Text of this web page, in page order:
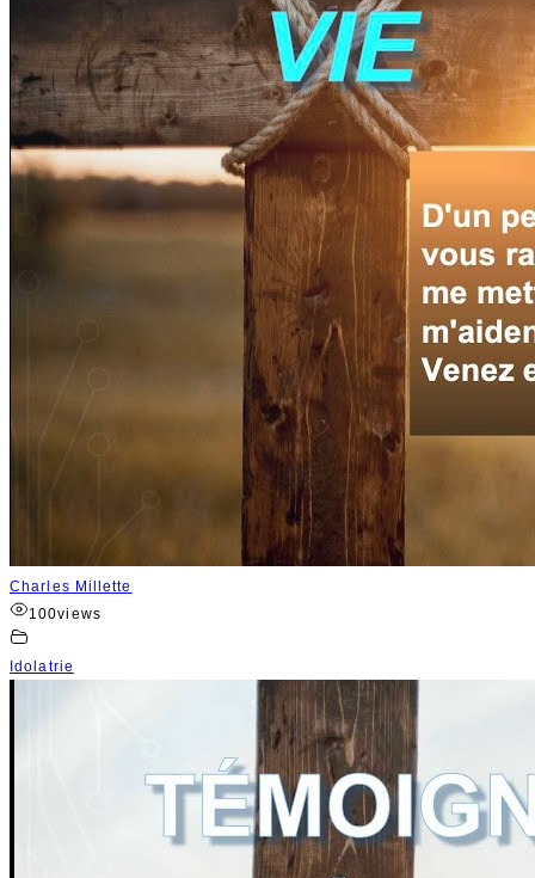
Charles Millette
100views
Idolatrie